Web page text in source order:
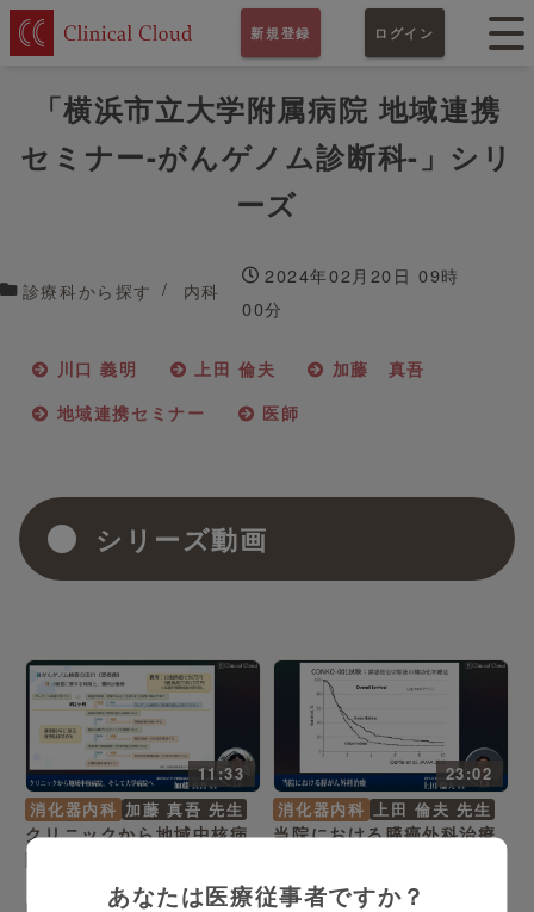
新規登録 ログイン
「横浜市立大学附属病院 地域連携
セミナー-がんゲノム診断科-」シリ
ーズ
診療科から探す 内科
2024年02月20日 09時
00分
川口 義明 上田 倫夫
加藤 真吾
地域連携セミナー
医師
シリーズ動画
11:33
消化器内科 加藤 真吾 先生
クリニックから地域中核病
院、そして大学病院へ
23:02
消化器内科 上田 倫夫 先生
当院における膵癌外科治療
あなたは医療従事者ですか？